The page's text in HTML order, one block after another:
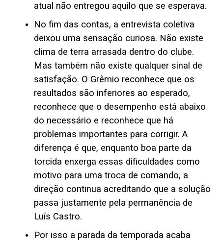
atual não entregou aquilo que se esperava.
No fim das contas, a entrevista coletiva
deixou uma sensação curiosa. Não existe
clima de terra arrasada dentro do clube.
Mas também não existe qualquer sinal de
satisfação. O Grêmio reconhece que os
resultados são inferiores ao esperado,
reconhece que o desempenho está abaixo
do necessário e reconhece que há
problemas importantes para corrigir. A
diferença é que, enquanto boa parte da
torcida enxerga essas dificuldades como
motivo para uma troca de comando, a
direção continua acreditando que a solução
passa justamente pela permanência de
Luís Castro.
Por isso a parada da temporada acaba